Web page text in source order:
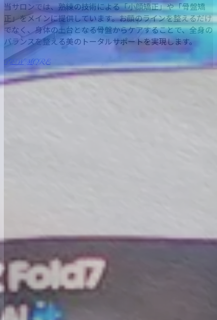
当サロンでは、熟練の技術による「小顔矯正」や「骨盤矯
正」をメインに提供しています。お顔のラインを整えるだけ
でなく、身体の土台となる骨盤からケアすることで、全身の
バランスを整える美のトータルサポートを実現します。
VIEW MORE